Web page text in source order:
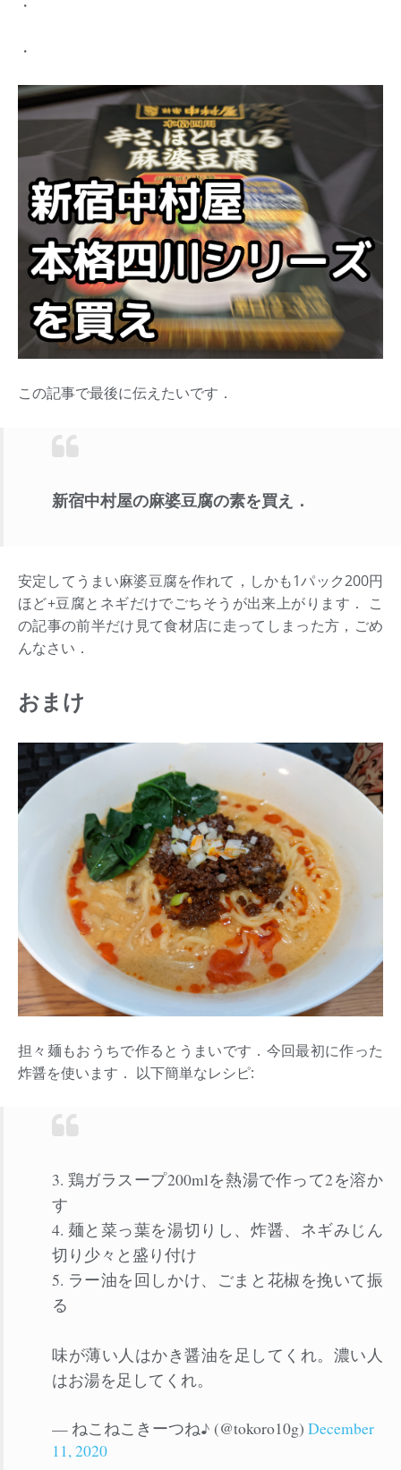
・
・
この記事で最後に伝えたいです．
新宿中村屋の麻婆豆腐の素を買え．
安定してうまい麻婆豆腐を作れて，しかも1パック200円
ほど+豆腐とネギだけでごちそうが出来上がります． こ
の記事の前半だけ見て食材店に走ってしまった方，ごめ
んなさい．
おまけ
担々麺もおうちで作るとうまいです．今回最初に作った
炸醤を使います． 以下簡単なレシピ:
3. 鶏ガラスープ200mlを熱湯で作って2を溶か
す
4. 麺と菜っ葉を湯切りし、炸醤、ネギみじん
切り少々と盛り付け
5. ラー油を回しかけ、ごまと花椒を挽いて振
る
味が薄い人はかき醤油を足してくれ。濃い人
はお湯を足してくれ。
— ねこねこきーつね♪ (@tokoro10g) December
11, 2020